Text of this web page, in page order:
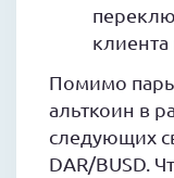
клиента
Помимо пары
альткоин в
следующих
DAR/BUSD.